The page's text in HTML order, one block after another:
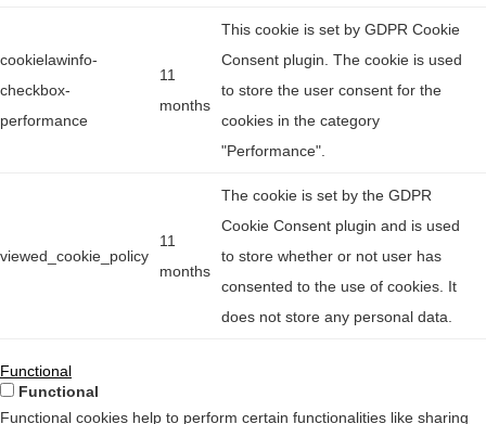
cookielawinfo-
checkbox-
performance
11
months
This cookie is set by GDPR Cookie
Consent plugin. The cookie is used
to store the user consent for the
cookies in the category
"Performance".
viewed_cookie_policy
11
months
The cookie is set by the GDPR
Cookie Consent plugin and is used
to store whether or not user has
consented to the use of cookies. It
does not store any personal data.
Functional
Functional
Functional cookies help to perform certain functionalities like sharing